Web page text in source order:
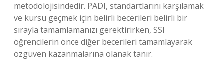
metodolojisindedir. PADI, standartlarını karşılamak
ve kursu geçmek için belirli becerileri belirli bir
sırayla tamamlamanızı gerektirirken, SSI
öğrencilerin önce diğer becerileri tamamlayarak
özgüven kazanmalarına olanak tanır.